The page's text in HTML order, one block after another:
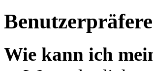
Wie kann ich